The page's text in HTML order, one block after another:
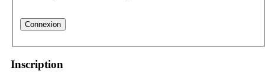
Inscription